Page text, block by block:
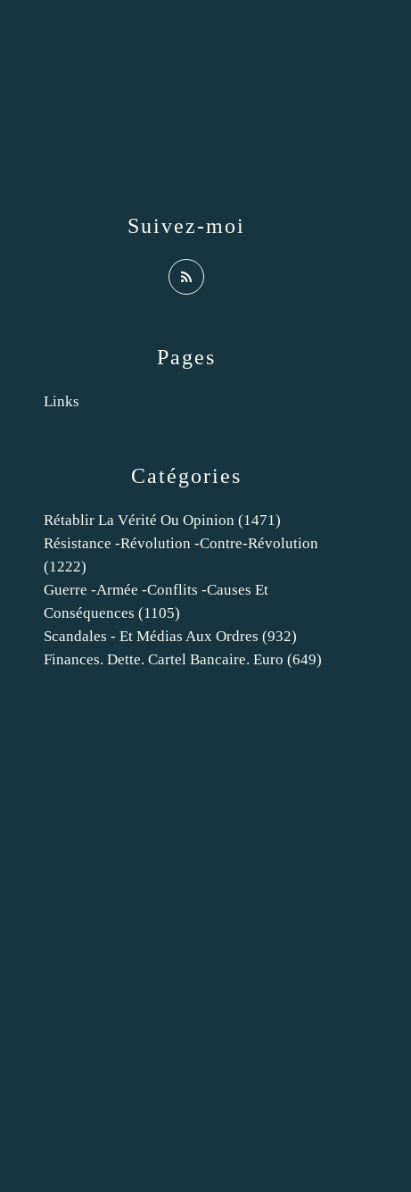
Catégories
Rétablir La Vérité Ou Opinion (1471)
Résistance -révolution -contre-Révolution
(1222)
Guerre -armée -conflits -causes Et
Conséquences (1105)
Scandales - Et Médias Aux Ordres (932)
Finances. Dette. Cartel Bancaire. Euro (649)
Pages
Links
Suivez-moi